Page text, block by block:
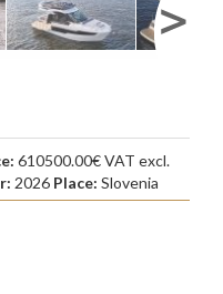
610500.00€ VAT excl.
2026 Place: Slovenia